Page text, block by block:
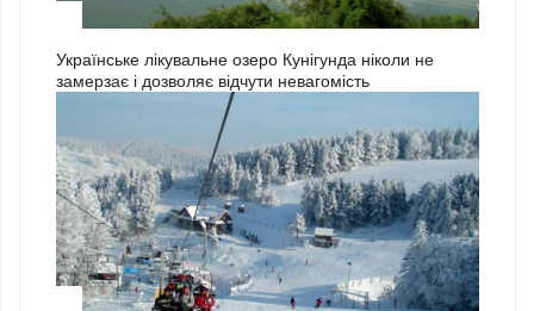
Українське лікувальне озеро Кунігунда ніколи не
замерзає і дозволяє відчути невагомість